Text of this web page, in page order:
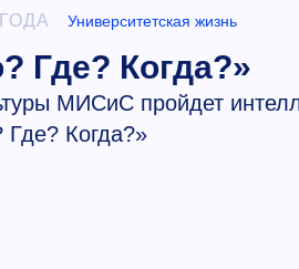
Университетская жизнь
Где? Когда?»
МИСиС пройдет
Где? Когда?»